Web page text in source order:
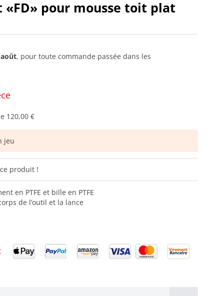
«FD» pour mousse toit plat
, pour toute commande passée dans les
120,00 €
jeu
produit !
en PTFE et bille en PTFE
de l’outil et la lance